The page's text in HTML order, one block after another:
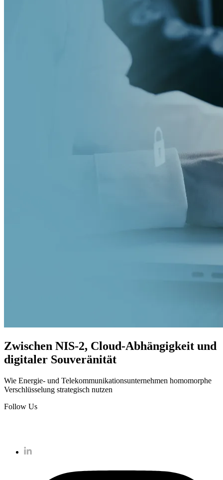
Zwischen NIS-2, Cloud-Abhängigkeit und
digitaler Souveränität
Wie Energie- und Telekommunikationsunternehmen homomorphe
Verschlüsselung strategisch nutzen
Follow Us